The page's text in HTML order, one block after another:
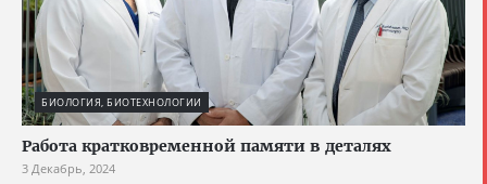
БИОЛОГИЯ, БИОТЕХНОЛОГИИ
Работа кратковременной памяти в деталях
3 Декабрь, 2024